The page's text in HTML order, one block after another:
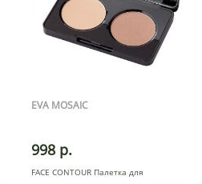
EVA MOSAIC
998 р.
FACE CONTOUR Палетка для